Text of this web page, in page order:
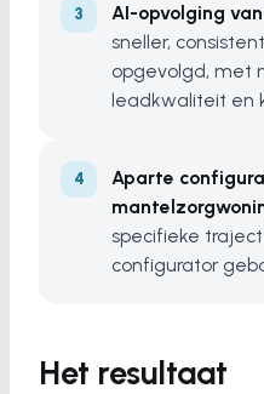
AI-opvolging
sneller,
opgevolgd, met
leadkwaliteit en
Aparte
specifieke
configurator
Het resultaat